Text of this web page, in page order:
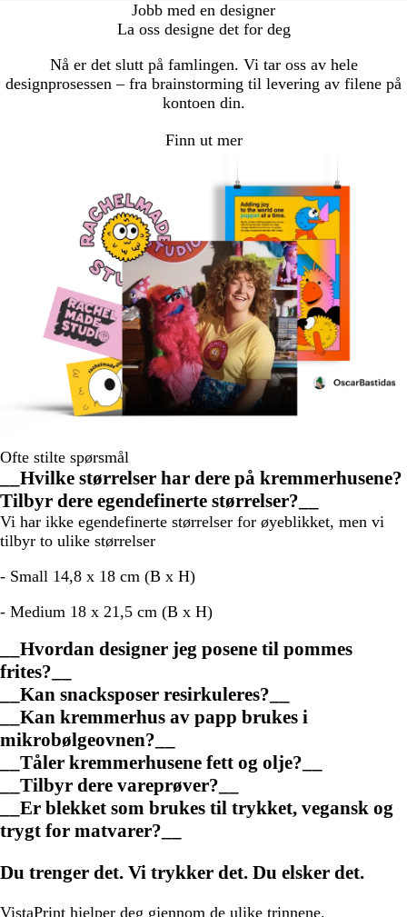
Jobb med en designer
La oss designe det for deg
Nå er det slutt på famlingen. Vi tar oss av hele
designprosessen – fra brainstorming til levering av filene på
kontoen din.
Finn ut mer
Ofte stilte spørsmål
__Hvilke størrelser har dere på kremmerhusene?
Tilbyr dere egendefinerte størrelser?__
Vi har ikke egendefinerte størrelser for øyeblikket, men vi
tilbyr to ulike størrelser
- Small 14,8 x 18 cm (B x H)
- Medium 18 x 21,5 cm (B x H)
__Hvordan designer jeg posene til pommes
frites?__
__Kan snacksposer resirkuleres?__
__Kan kremmerhus av papp brukes i
mikrobølgeovnen?__
__Tåler kremmerhusene fett og olje?__
__Tilbyr dere vareprøver?__
__Er blekket som brukes til trykket, vegansk og
trygt for matvarer?__
Du trenger det. Vi trykker det. Du elsker det.
VistaPrint hjelper deg gjennom de ulike trinnene.